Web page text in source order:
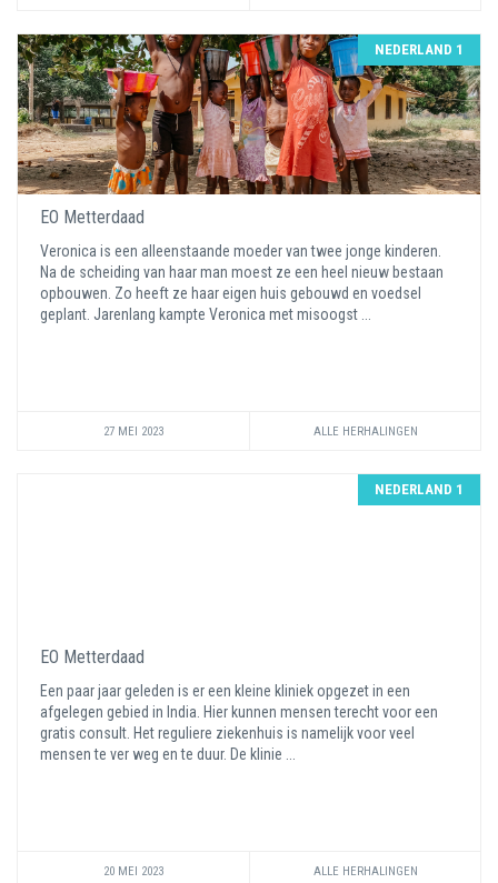
NEDERLAND 1
EO Metterdaad
Veronica is een alleenstaande moeder van twee jonge kinderen.
Na de scheiding van haar man moest ze een heel nieuw bestaan
opbouwen. Zo heeft ze haar eigen huis gebouwd en voedsel
geplant. Jarenlang kampte Veronica met misoogst ...
27 MEI 2023 ALLE HERHALINGEN
NEDERLAND 1
EO Metterdaad
Een paar jaar geleden is er een kleine kliniek opgezet in een
afgelegen gebied in India. Hier kunnen mensen terecht voor een
gratis consult. Het reguliere ziekenhuis is namelijk voor veel
mensen te ver weg en te duur. De klinie ...
20 MEI 2023 ALLE HERHALINGEN